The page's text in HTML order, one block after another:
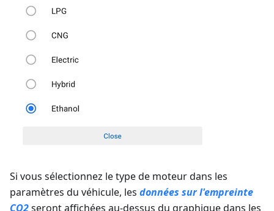
Si vous sélectionnez le type de moteur dans les
paramètres du véhicule, les données sur l'empreinte
CO2seront affichées au-dessus du graphique dans les